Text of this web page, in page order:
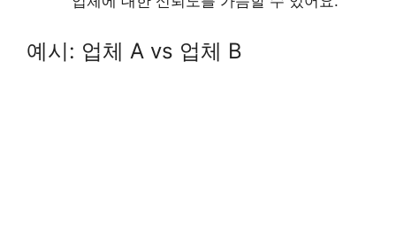
예시: 업체 A vs 업체 B